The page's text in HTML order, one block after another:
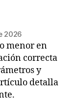
2026
menor en
correcta
y
detalla